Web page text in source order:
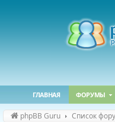
ГЛАВНАЯ ФОРУМЫ
phpBB Guru Список